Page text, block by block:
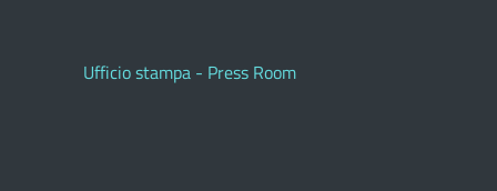
Ufficio stampa - Press Room